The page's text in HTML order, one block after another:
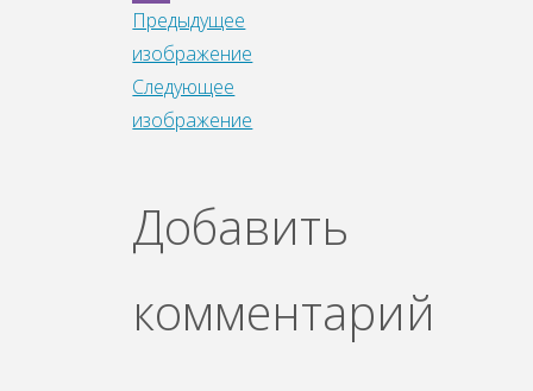
Viber
Предыдущее
изображение
Следующее
изображение
Добавить
комментарий